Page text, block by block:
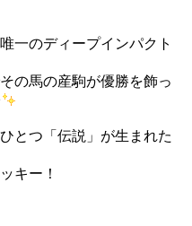
一のディープインパクト
の馬の産駒が優勝を飾っ
とつ「伝説」が生まれた
キー！